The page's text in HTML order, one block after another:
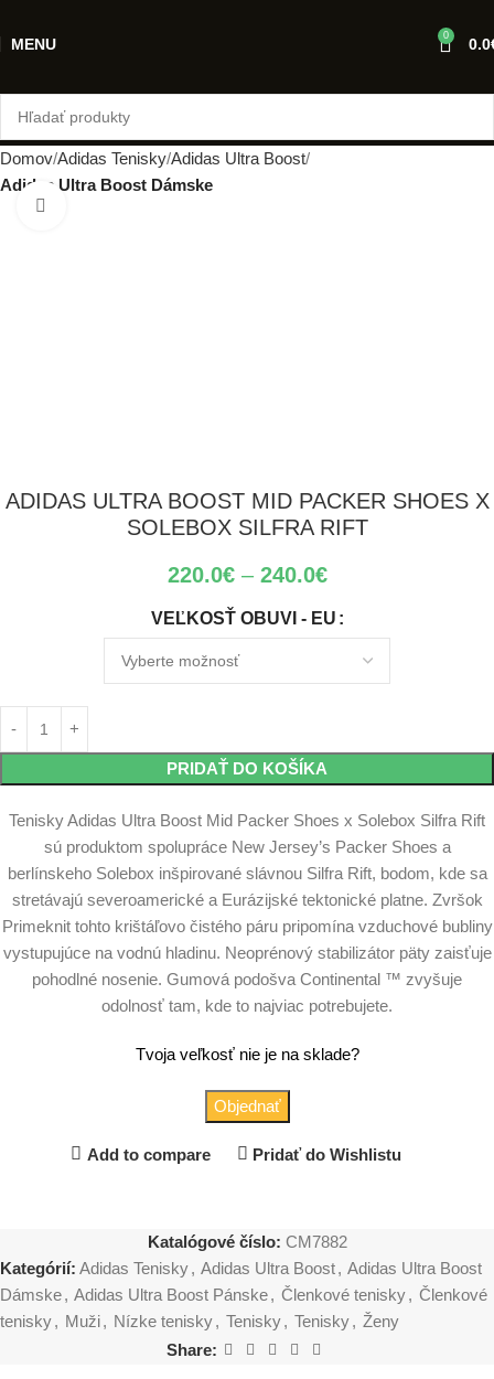
MENU 0 0.0
Domov Adidas Tenisky Adidas Ultra Boost
Adidas Ultra Boost Dámske
ADIDAS ULTRA BOOST MID PACKER SHOES X
SOLEBOX SILFRA RIFT
220.0€ – 240.0€
VEĽKOSŤ OBUVI - EU
PRIDAŤ DO KOŠÍKA
Tenisky Adidas Ultra Boost Mid Packer Shoes x Solebox Silfra Rift
sú produktom spolupráce New Jersey’s Packer Shoes a
berlínskeho Solebox inšpirované slávnou Silfra Rift, bodom, kde sa
stretávajú severoamerické a Eurázijské tektonické platne. Zvršok
Primeknit tohto krištáľovo čistého páru pripomína vzduchové bubliny
vystupujúce na vodnú hladinu. Neoprénový stabilizátor päty zaisťuje
pohodlné nosenie. Gumová podošva Continental ™ zvyšuje
odolnosť tam, kde to najviac potrebujete.
Tvoja veľkosť nie je na sklade?
Objednať
Add to compare Pridať do Wishlistu
Katalógové číslo: CM7882
Kategórií: Adidas Tenisky, Adidas Ultra Boost, Adidas Ultra Boost
Dámske, Adidas Ultra Boost Pánske, Členkové tenisky, Členkové
tenisky, Muži, Nízke tenisky, Tenisky, Tenisky, Ženy
Share: